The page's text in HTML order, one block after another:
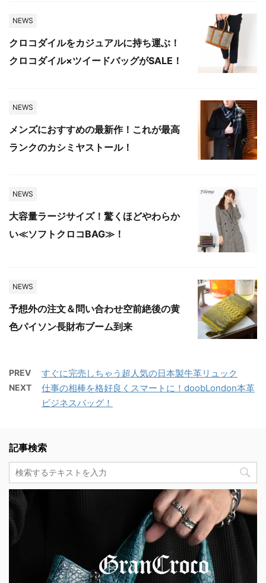
NEWS
クロコダイルをカジュアルに持ち運ぶ！
クロコダイル×ツイードバッグがSALE！
NEWS
メンズにおすすめの最新作！これが最高
ランクのカシミヤストール！
NEWS
大容量ラージサイズ！驚くほどやわらか
い≪ソフトクロコBAG≫！
NEWS
予想外の注文＆問い合わせ空前絶後の黄
色パイソン長財布ブーム到来
PREV すぐに完売しちゃう超人気の日本製牛革リュック
NEXT
仕事の相棒を格好良くスマートに！doobLondon本革
ビジネスバッグ！
記事検索